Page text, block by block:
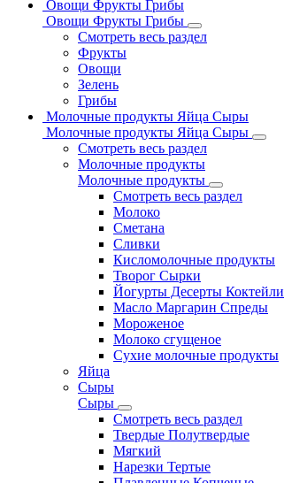
Овощи Фрукты Грибы
Овощи Фрукты Грибы
Смотреть весь раздел
Фрукты
Овощи
Зелень
Грибы
Молочные продукты Яйца Сыры
Молочные продукты Яйца Сыры
Смотреть весь раздел
Молочные продукты
Молочные продукты
Смотреть весь раздел
Молоко
Сметана
Сливки
Кисломолочные продукты
Творог Сырки
Йогурты Десерты Коктейли
Масло Маргарин Спреды
Мороженое
Молоко сгущеное
Сухие молочные продукты
Яйца
Сыры
Сыры
Смотреть весь раздел
Твердые Полутвердые
Мягкий
Нарезки Тертые